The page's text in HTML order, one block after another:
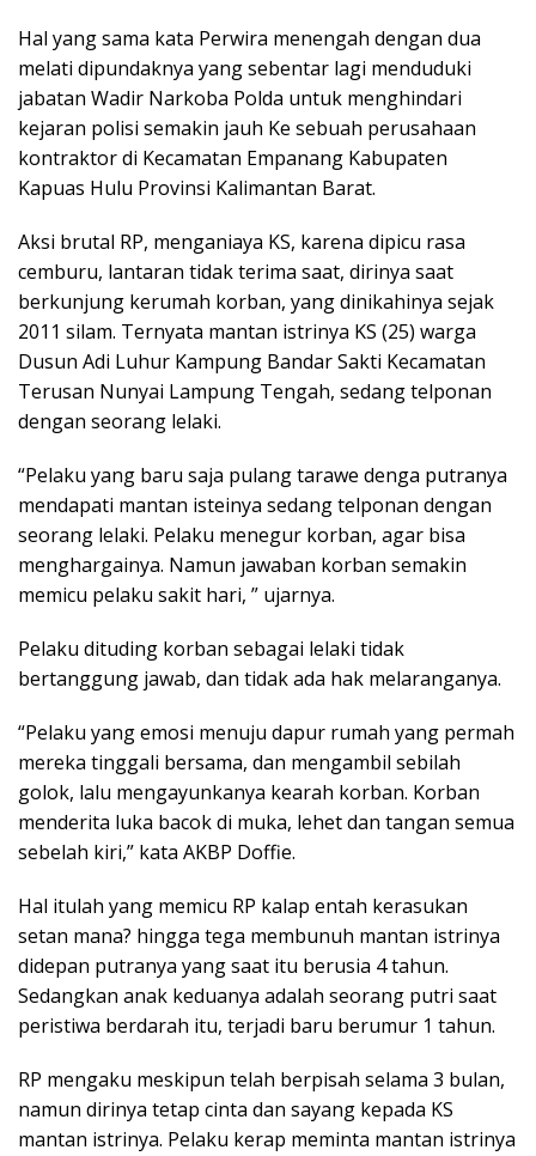
Hal yang sama kata Perwira menengah dengan dua
melati dipundaknya yang sebentar lagi menduduki
jabatan Wadir Narkoba Polda untuk menghindari
kejaran polisi semakin jauh Ke sebuah perusahaan
kontraktor di Kecamatan Empanang Kabupaten
Kapuas Hulu Provinsi Kalimantan Barat.
Aksi brutal RP, menganiaya KS, karena dipicu rasa
cemburu, lantaran tidak terima saat, dirinya saat
berkunjung kerumah korban, yang dinikahinya sejak
2011 silam. Ternyata mantan istrinya KS (25) warga
Dusun Adi Luhur Kampung Bandar Sakti Kecamatan
Terusan Nunyai Lampung Tengah, sedang telponan
dengan seorang lelaki.
“Pelaku yang baru saja pulang tarawe denga putranya
mendapati mantan isteinya sedang telponan dengan
seorang lelaki. Pelaku menegur korban, agar bisa
menghargainya. Namun jawaban korban semakin
memicu pelaku sakit hari, ” ujarnya.
Pelaku dituding korban sebagai lelaki tidak
bertanggung jawab, dan tidak ada hak melaranganya.
“Pelaku yang emosi menuju dapur rumah yang permah
mereka tinggali bersama, dan mengambil sebilah
golok, lalu mengayunkanya kearah korban. Korban
menderita luka bacok di muka, lehet dan tangan semua
sebelah kiri,” kata AKBP Doffie.
Hal itulah yang memicu RP kalap entah kerasukan
setan mana? hingga tega membunuh mantan istrinya
didepan putranya yang saat itu berusia 4 tahun.
Sedangkan anak keduanya adalah seorang putri saat
peristiwa berdarah itu, terjadi baru berumur 1 tahun.
RP mengaku meskipun telah berpisah selama 3 bulan,
namun dirinya tetap cinta dan sayang kepada KS
mantan istrinya. Pelaku kerap meminta mantan istrinya